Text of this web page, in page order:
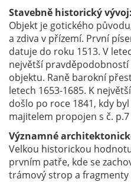
Stavebně historický vývoj:
Objekt je gotického
a zdiva v přízemí. První
datuje do roku 1513. V
největší
objektu. Raně barokní
letech 1653-1685. K
došlo po roce 1841, kdy
majitelem propojen s č.
Významné
Velkou historickou
prvním patře, kde se
trámový strop a